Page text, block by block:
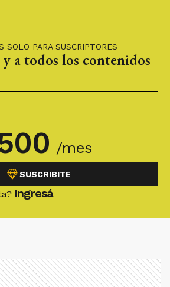
SOLO PARA SUSCRIPTORES
y a todos los contenidos
/mes
SUSCRIBITE
Ingresá